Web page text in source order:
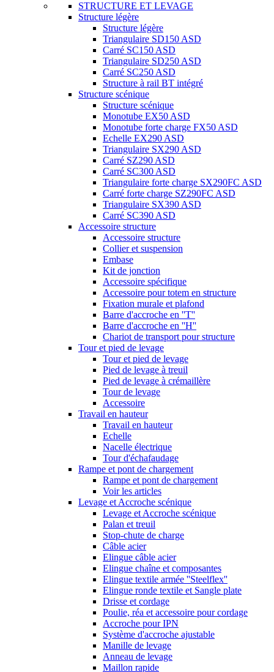
STRUCTURE ET LEVAGE
Structure légère
Structure légère
Triangulaire SD150 ASD
Carré SC150 ASD
Triangulaire SD250 ASD
Carré SC250 ASD
Structure à rail BT intégré
Structure scénique
Structure scénique
Monotube EX50 ASD
Monotube forte charge FX50 ASD
Echelle EX290 ASD
Triangulaire SX290 ASD
Carré SZ290 ASD
Carré SC300 ASD
Triangulaire forte charge SX290FC ASD
Carré forte charge SZ290FC ASD
Triangulaire SX390 ASD
Carré SC390 ASD
Accessoire structure
Accessoire structure
Collier et suspension
Embase
Kit de jonction
Accessoire spécifique
Accessoire pour totem en structure
Fixation murale et plafond
Barre d'accroche en ''T''
Barre d'accroche en ''H''
Chariot de transport pour structure
Tour et pied de levage
Tour et pied de levage
Pied de levage à treuil
Pied de levage à crémaillère
Tour de levage
Accessoire
Travail en hauteur
Travail en hauteur
Echelle
Nacelle électrique
Tour d'échafaudage
Rampe et pont de chargement
Rampe et pont de chargement
Voir les articles
Levage et Accroche scénique
Levage et Accroche scénique
Palan et treuil
Stop-chute de charge
Câble acier
Elingue câble acier
Elingue chaîne et composantes
Elingue textile armée ''Steelflex''
Elingue ronde textile et Sangle plate
Drisse et cordage
Poulie, réa et accessoire pour cordage
Accroche pour IPN
Système d'accroche ajustable
Manille de levage
Anneau de levage
Maillon rapide